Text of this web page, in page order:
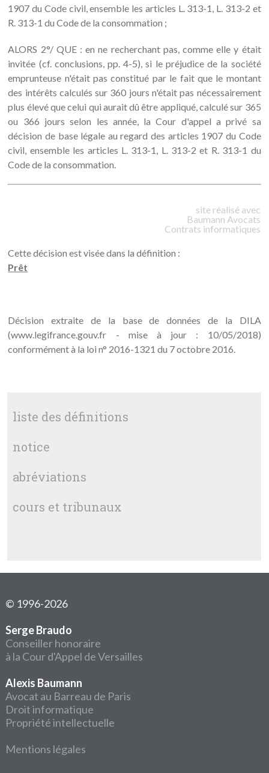
1907 du Code civil, ensemble les articles L. 313-1, L. 313-2 et
R. 313-1 du Code de la consommation ;
ALORS 2°/ QUE : en ne recherchant pas, comme elle y était
invitée (cf. conclusions, pp. 4-5), si le préjudice de la société
emprunteuse n'était pas constitué par le fait que le montant
des intérêts calculés sur 360 jours n'était pas nécessairement
plus élevé que celui qui aurait dû être appliqué, calculé sur 365
ou 366 jours selon les année, la Cour d'appel a privé sa
décision de base légale au regard des articles 1907 du Code
civil, ensemble les articles L. 313-1, L. 313-2 et R. 313-1 du
Code de la consommation.
site réalisé avec
Baumann Avocats
Contrats informatiques
Cette décision est visée dans la définition :
Prêt
Décision extraite de la base de données de la DILA
(www.legifrance.gouv.fr - mise à jour : 10/05/2018)
conformément à la loi n° 2016-1321 du 7 octobre 2016.
liste des définitions
notice
abréviations
cours et tribunaux
© 1996-2026
Serge Braudo
Conseiller honoraire
à la Cour d'Appel de Versailles
Alexis Baumann
Avocat au Barreau de Paris
Droit informatique
Propriété intellectuelle
Mentions légales